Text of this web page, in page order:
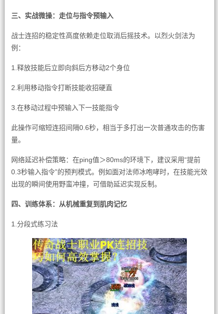
三、实战微操：走位与指令预输入
战士连招的稳定性高度依赖走位取消后摇技术。以烈火剑法为
例：
1.释放技能后立即向斜后方移动2个身位
2.利用移动指令打断技能收招硬直
3.在移动过程中预输入下一技能指令
此操作可缩短连招间隔0.6秒，相当于多打出一次普通攻击的伤害
量。
网络延迟补偿策略：在ping值＞80ms的环境下，建议采用“提前
0.3秒输入指令”的预判模式。例如面对法师冰咆哮时，在技能光效
出现的瞬间使用野蛮冲撞，可借助延迟实现反制。
四、训练体系：从机械重复到肌肉记忆
1.分段式练习法